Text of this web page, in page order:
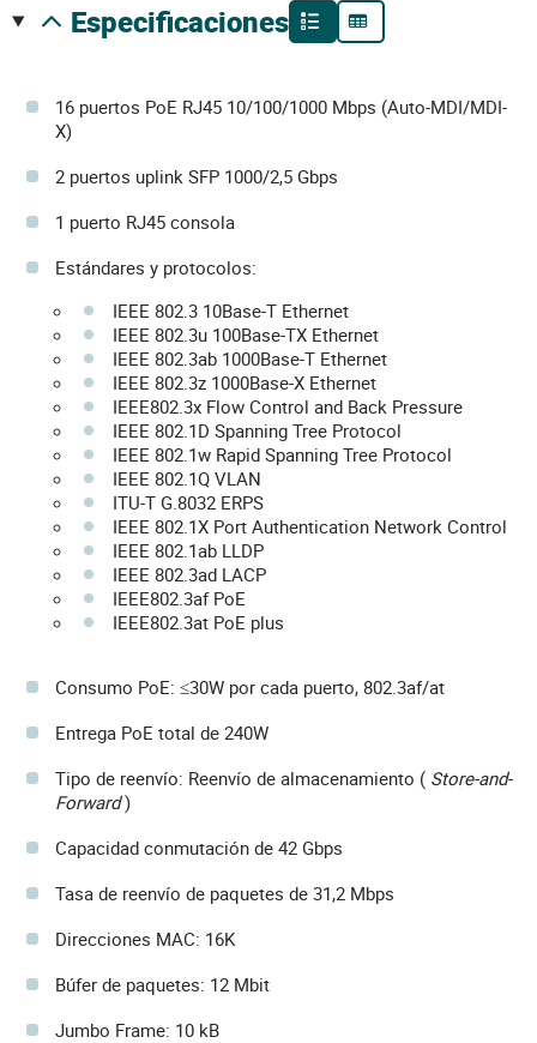
especificaciones
16 puertos PoE RJ45 10/100/1000 Mbps (Auto-MDI/MDI-
X)
2 puertos uplink SFP 1000/2,5 Gbps
1 puerto RJ45 consola
Estándares y protocolos:
IEEE 802.3 10Base-T Ethernet
IEEE 802.3u 100Base-TX Ethernet
IEEE 802.3ab 1000Base-T Ethernet
IEEE 802.3z 1000Base-X Ethernet
IEEE802.3x Flow Control and Back Pressure
IEEE 802.1D Spanning Tree Protocol
IEEE 802.1w Rapid Spanning Tree Protocol
IEEE 802.1Q VLAN
ITU-T G.8032 ERPS
IEEE 802.1X Port Authentication Network Control
IEEE 802.1ab LLDP
IEEE 802.3ad LACP
IEEE802.3af PoE
IEEE802.3at PoE plus
Consumo PoE: ≤30W por cada puerto, 802.3af/at
Entrega PoE total de 240W
Tipo de reenvío: Reenvío de almacenamiento ( Store-and-
Forward )
Capacidad conmutación de 42 Gbps
Tasa de reenvío de paquetes de 31,2 Mbps
Direcciones MAC: 16K
Búfer de paquetes: 12 Mbit
Jumbo Frame: 10 kB